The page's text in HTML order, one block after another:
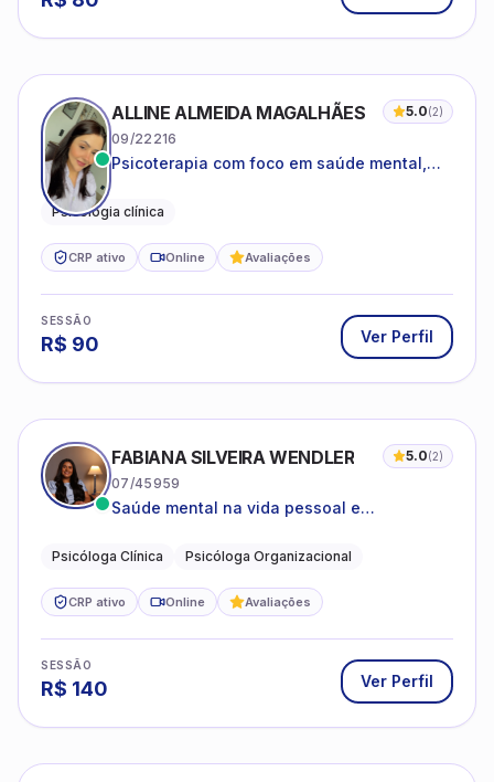
ALLINE ALMEIDA MAGALHÃES 5.0(2)
09/22216
Psicoterapia com foco em saúde mental,
adolescentes e adultos.
Psicologia clínica
CRP ativo Online Avaliações
SESSÃO
R$ 90 Ver Perfil
FABIANA SILVEIRA WENDLER 5.0(2)
07/45959
Saúde mental na vida pessoal e
Psicóloga Clínica Psicóloga Organizacional
CRP ativo Online Avaliações
SESSÃO
R$ 140 Ver Perfil